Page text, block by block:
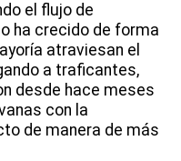
el flujo de
ha crecido de forma
atraviesan el
a traficantes,
desde hace meses
con la
de manera de más